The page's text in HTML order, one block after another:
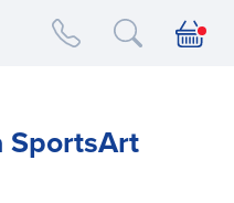
logo
SportsArt